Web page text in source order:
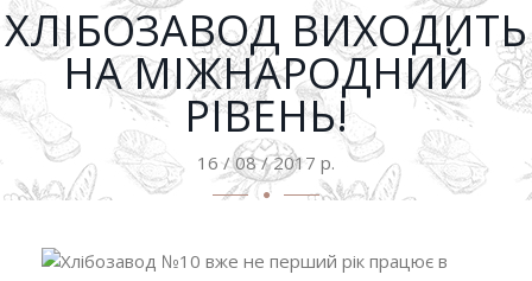
ХЛІБОЗАВОД ВИХОДИТЬ
НА МІЖНАРОДНИЙ
РІВЕНЬ!
16 / 08 / 2017 р.